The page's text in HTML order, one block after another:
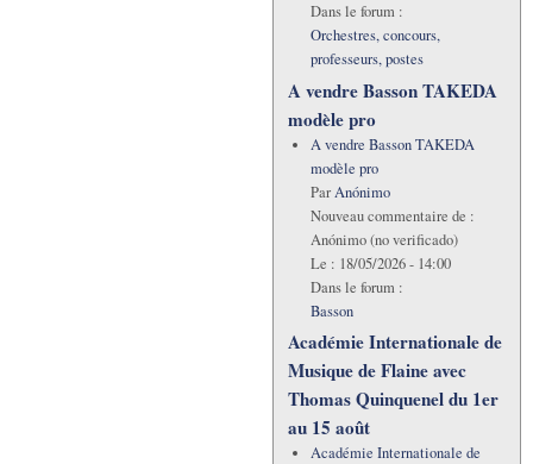
Dans le forum :
Orchestres, concours,
professeurs, postes
A vendre Basson TAKEDA
modèle pro
A vendre Basson TAKEDA
modèle pro
ParAnónimo
Nouveau commentaire de :
Anónimo (no verificado)
Le : 18/05/2026 - 14:00
Dans le forum :
Basson
Académie Internationale de
Musique de Flaine avec
Thomas Quinquenel du 1er
au 15 août
Académie Internationale de